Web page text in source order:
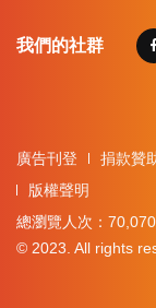
我們的社群
廣告刊登 捐款贊
版權聲明
總瀏覽人次：
© 2023. All rights